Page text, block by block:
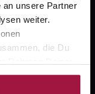
an unsere Partner
weiter.
die Du